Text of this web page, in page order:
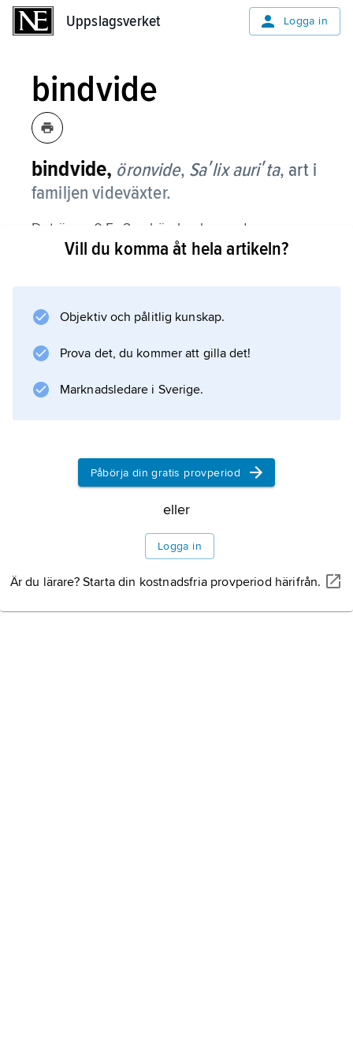
Uppslagsverket Logga in
bindvide
bindvide, öronvide, Saʹlix auriʹta, art i
familjen videväxter.
Det är en 0,5–2 m hög buske med
korthåriga–kala årsskott och utspärrade
nerver på undersidan. Bladskaften är 4–6 mm
föranlett namnet öronvide. Hängena utvecklas
Information om artikeln
Vill du komma åt hela artikeln?
Objektiv och pålitlig kunskap.
Prova det, du kommer att gilla det!
Marknadsledare i Sverige.
Påbörja din gratis provperiod
eller
Logga in
Är du lärare? Starta din kostnadsfria provperiod härifrån.